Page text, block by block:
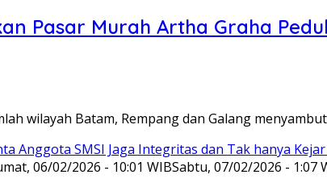
Pasar Murah Artha Graha
wilayah Batam, Rempang dan Galang
06/02/2026 - 10:01 WIBSabtu, 07/02/2026 - 1:07